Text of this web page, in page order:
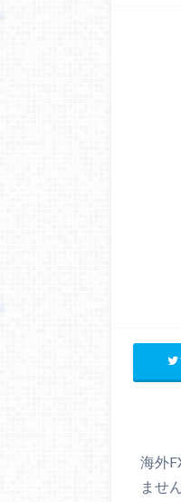
海外
ませ